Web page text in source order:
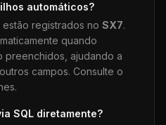
automáticos?
estão registrados no SX7.
quando
preenchidos, ajudando a
campos. Consulte o
SQL diretamente?